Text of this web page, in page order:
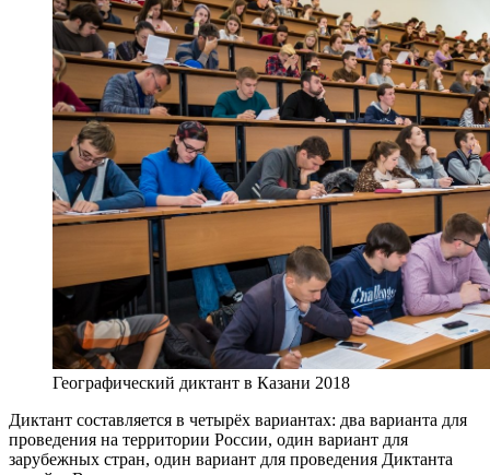
Географический диктант в Казани 2018
Диктант составляется в четырёх вариантах: два варианта для
проведения на территории России, один вариант для
зарубежных стран, один вариант для проведения Диктанта